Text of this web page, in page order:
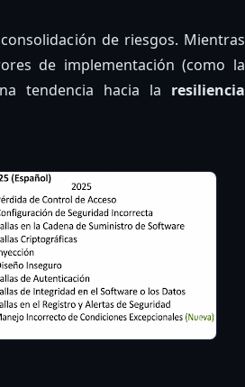
de riesgos. Mientras
de implementación (como la
tendencia hacia la resiliencia